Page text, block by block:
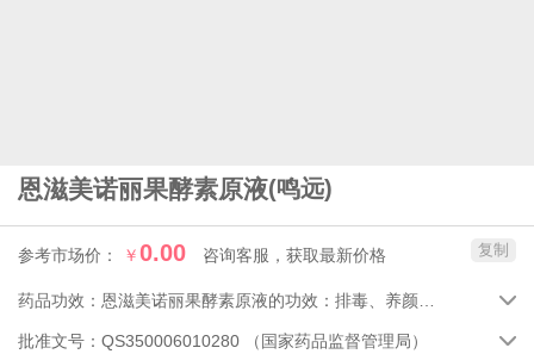
恩滋美诺丽果酵素原液(鸣远)
参考市场价： ￥0.00 咨询客服，获取最新价格 复制
药品功效： 
批准文号： QS350006010280 （国家药品监督管理局） 